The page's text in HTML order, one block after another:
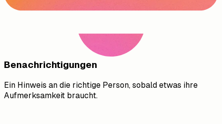
Benachrichtigungen
Ein Hinweis an die richtige Person, sobald etwas ihre
Aufmerksamkeit braucht.